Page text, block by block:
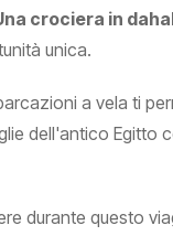
crociera in
unica.
a vela ti
dell'antico Egitto
durante questo